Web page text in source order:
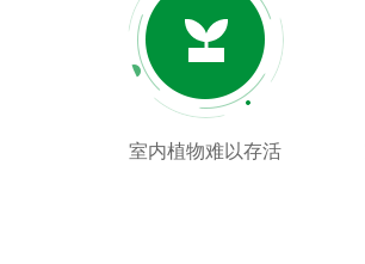
室内植物难以存活